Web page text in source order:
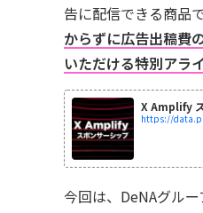
告に配信できる商品で
からずに広告出稿費
いただける特別アラ
X Amplify
今回は、DeNAグルー